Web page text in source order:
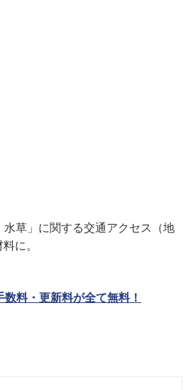
草」に関する交通アクセス（地
に。
数料・更新料が全て無料！